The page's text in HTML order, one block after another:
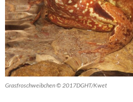
Grasfroschweibchen © 2017DGHT/Kwet